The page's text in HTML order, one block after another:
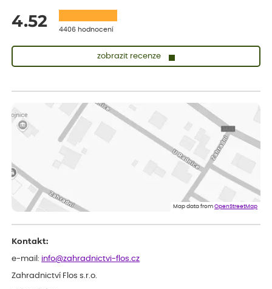
4.52 4406 hodnocení
zobrazit recenze
Měla jsem pouze 1objednavku a zatím jsem spokojená se
sazenicemi
Miroslava
Rostliny byly v pořádku, dobře zabalené, celková spokojenost.
Doporučuji :). Spokojenost, stromky v pěkném stavu. Jediné, co
my chybělo, bylo komunikování nedostupného zboží před
Map data fromOpenStreetMap
Kontakt:
e-mail: info@zahradnictvi-flos.cz
Zahradnictví Flos s.r.o.